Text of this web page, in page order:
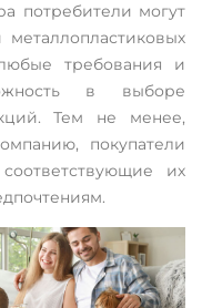
потребители могут
требования и
в выборе
Тем не менее,
покупатели
их